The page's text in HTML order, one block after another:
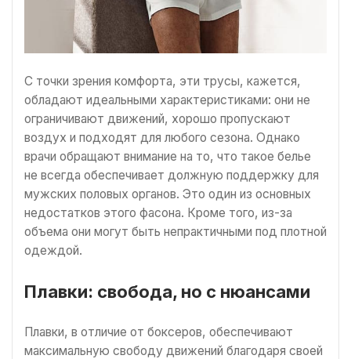
С точки зрения комфорта, эти трусы, кажется,
обладают идеальными характеристиками: они не
ограничивают движений, хорошо пропускают
воздух и подходят для любого сезона. Однако
врачи обращают внимание на то, что такое белье
не всегда обеспечивает должную поддержку для
мужских половых органов. Это один из основных
недостатков этого фасона. Кроме того, из-за
объема они могут быть непрактичными под плотной
одеждой.
Плавки: свобода, но с нюансами
Плавки, в отличие от боксеров, обеспечивают
максимальную свободу движений благодаря своей